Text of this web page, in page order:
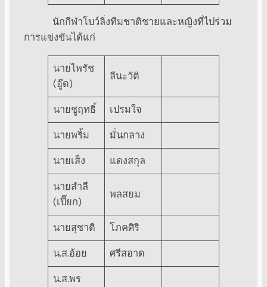
นักกีฬาโบว์ลิ่งทีมชาติชายและหญิงที่ไปร่วม
การแข่งขันได้แก่
นายไพรัช
(อู๊ด)
ลีนะวัติ
นายชูฤทธิ์ เปรมใจ
นายพริ้ม มั่นกลาง
นายเส็ง แดงสกุล
นายสำลี
(เปี๊ยก)
พลสยม
นายสุชาติ โภคศิริ
น.ส.อ้อย ศรีสอาด
น.ส.พร